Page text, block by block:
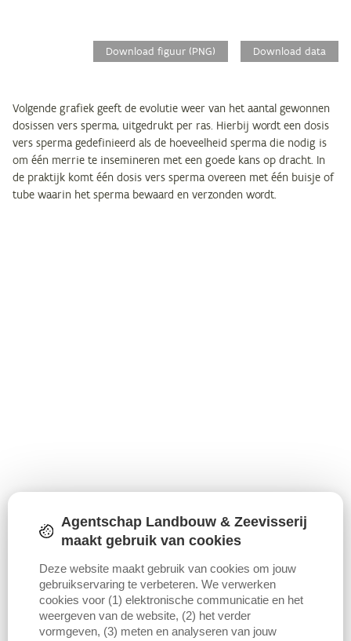
Download figuur (PNG) Download data
Volgende grafiek geeft de evolutie weer van het aantal gewonnen
dosissen vers sperma, uitgedrukt per ras. Hierbij wordt een dosis
vers sperma gedefinieerd als de hoeveelheid sperma die nodig is
om één merrie te insemineren met een goede kans op dracht. In
de praktijk komt één dosis vers sperma overeen met één buisje of
tube waarin het sperma bewaard en verzonden wordt.
Agentschap Landbouw & Zeevisserij
maakt gebruik van cookies
Deze website maakt gebruik van cookies om jouw
gebruikservaring te verbeteren. We verwerken
cookies voor (1) elektronische communicatie en het
weergeven van de website, (2) het verder
vormgeven, (3) meten en analyseren van jouw